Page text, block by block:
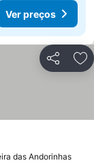
Ver preços
Partilhar
das Andorinhas